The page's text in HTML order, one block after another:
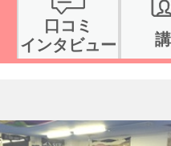
通信講座を
口コミ
インタビュー